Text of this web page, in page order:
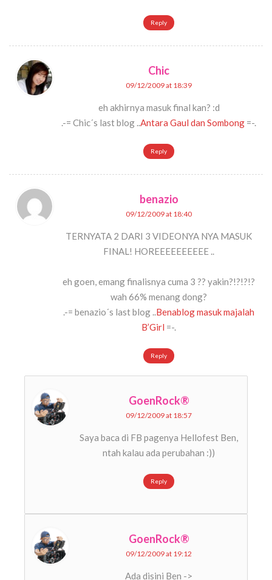
Reply
Chic
09/12/2009 at 18:39
eh akhirnya masuk final kan? :d
.-= Chic´s last blog .. Antara Gaul dan Sombong =-.
Reply
benazio
09/12/2009 at 18:40
TERNYATA 2 DARI 3 VIDEONYA NYA MASUK
FINAL! HOREEEEEEEEEE ..
eh goen, emang finalisnya cuma 3 ?? yakin?!?!?!?
wah 66% menang dong?
.-= benazio´s last blog .. Benablog masuk majalah
B’Girl =-.
Reply
GoenRock®
09/12/2009 at 18:57
Saya baca di FB pagenya Hellofest Ben,
ntah kalau ada perubahan :))
Reply
GoenRock®
09/12/2009 at 19:12
Ada disini Ben ->